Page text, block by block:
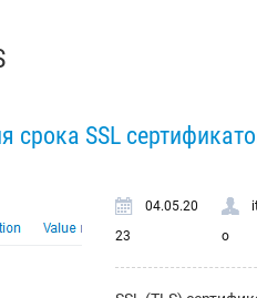
срока SSL
04.05.20
23
o